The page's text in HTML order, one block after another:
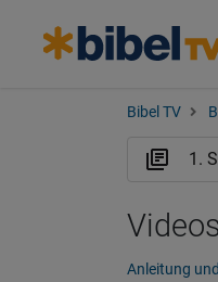
Bibel TV
Anleitung